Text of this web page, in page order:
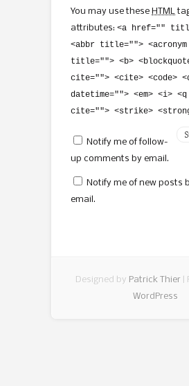
You may use these HTML
attributes: <a href=""
<abbr title=""> <acronym
title=""> <b>
cite=""> <cite> <code>
datetime=""> <em> <i> <q
cite=""> <strike>
Notify me of follow-
up comments by email.
Notify me of new posts
email.
Designed by Patrick Thier|
WordPress